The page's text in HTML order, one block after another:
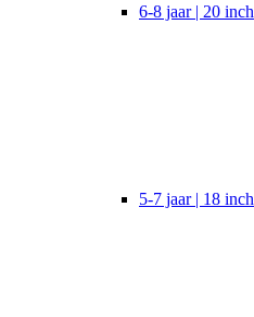
6-8 jaar | 20 inch
5-7 jaar | 18 inch